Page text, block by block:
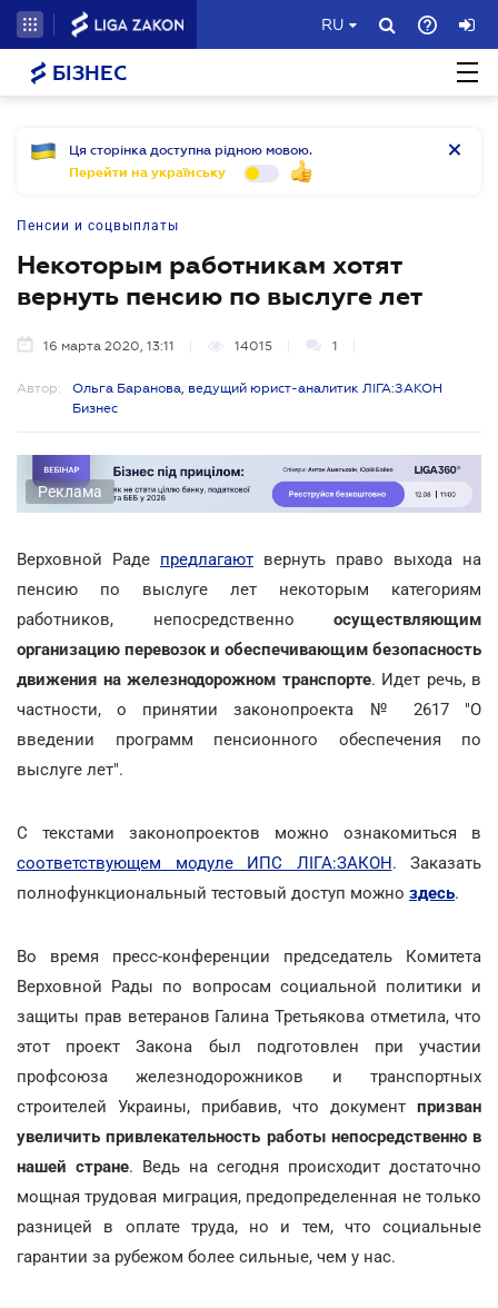
RU
БІЗНЕС
Ця сторінка доступна рідною мовою.
Перейти на українську
Пенсии и соцвыплаты
Некоторым работникам хотят
вернуть пенсию по выслуге лет
16 марта 2020, 13:11 14015 1
Автор:
Ольга Баранова, ведущий юрист-аналитик ЛІГА:ЗАКОН
Бизнес
Реклама
Верховной Раде предлагают вернуть право выхода на
пенсию по выслуге лет некоторым категориям
работников, непосредственно осуществляющим
организацию перевозок и обеспечивающим безопасность
движения на железнодорожном транспорте. Идет речь, в
частности, о принятии законопроекта № 2617 "О
введении программ пенсионного обеспечения по
выслуге лет".
С текстами законопроектов можно ознакомиться в
соответствующем модуле ИПС ЛІГА:ЗАКОН. Заказать
полнофункциональный тестовый доступ можно здесь.
Во время пресс-конференции председатель Комитета
Верховной Рады по вопросам социальной политики и
защиты прав ветеранов Галина Третьякова отметила, что
этот проект Закона был подготовлен при участии
профсоюза железнодорожников и транспортных
строителей Украины, прибавив, что документ призван
увеличить привлекательность работы непосредственно в
нашей стране. Ведь на сегодня происходит достаточно
мощная трудовая миграция, предопределенная не только
разницей в оплате труда, но и тем, что социальные
гарантии за рубежом более сильные, чем у нас.